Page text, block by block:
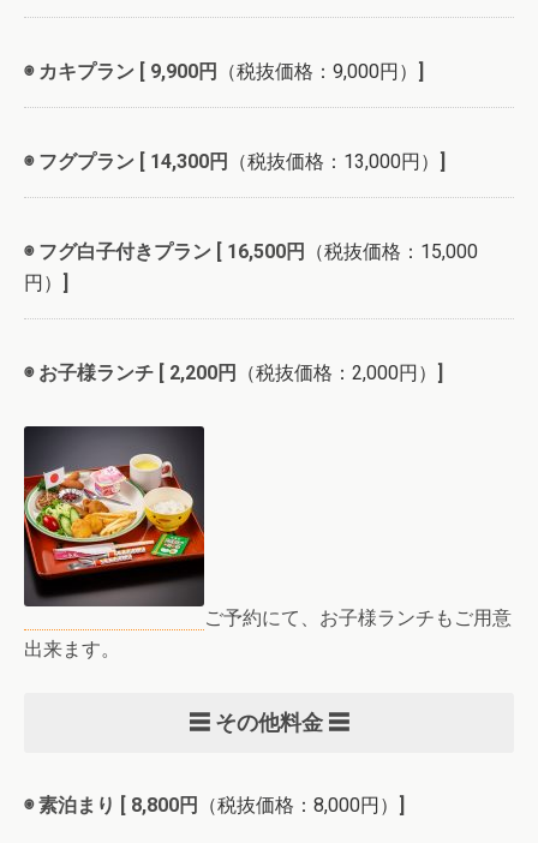
◉ カキプラン [ 9,900円 （税抜価格：9,000円） ]
◉ フグプラン [ 14,300円 （税抜価格：13,000円） ]
◉ フグ白子付きプラン [ 16,500円
（税抜価格：15,000
円） ]
◉ お子様ランチ [ 2,200円 （税抜価格：2,000円） ]
ご予約にて、お子様ランチもご用意
出来ます。
☰ その他料金 ☰
◉ 素泊まり [ 8,800円 （税抜価格：8,000円） ]